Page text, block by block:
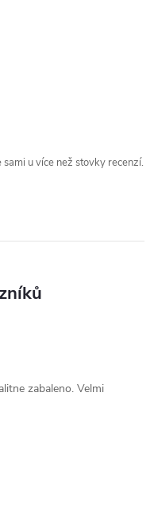
u více než stovky recenzí.
zabaleno. Velmi